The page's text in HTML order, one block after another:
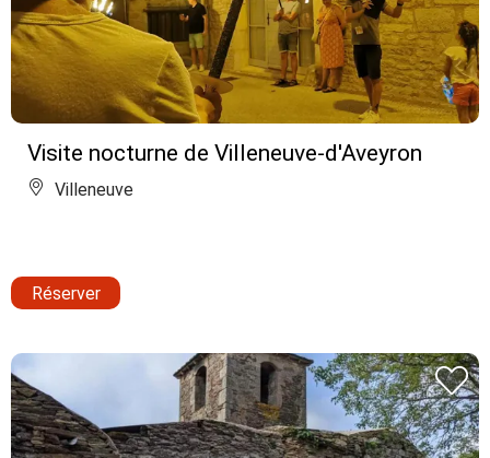
Visite nocturne de Villeneuve-d'Aveyron
Villeneuve
Réserver